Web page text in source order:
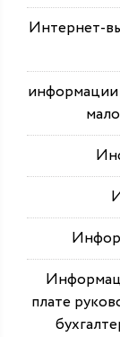
Интернет-
информации
плате